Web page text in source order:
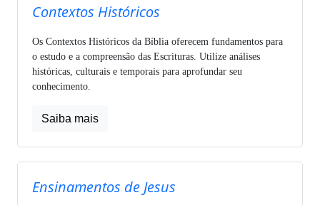
Contextos Históricos
Os Contextos Históricos da Bíblia oferecem fundamentos para
o estudo e a compreensão das Escrituras. Utilize análises
históricas, culturais e temporais para aprofundar seu
conhecimento.
Saiba mais
Ensinamentos de Jesus